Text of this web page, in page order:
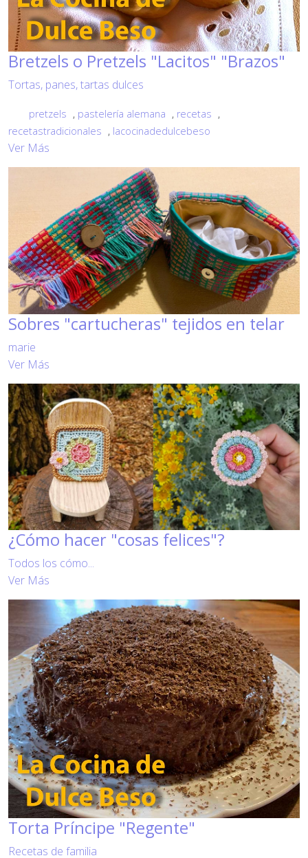
Bretzels o Pretzels "Lacitos" "Brazos"
Tortas, panes, tartas dulces
pretzels , pastelería alemana , recetas ,
recetastradicionales , lacocinadedulcebeso
Ver Más
Sobres "cartucheras" tejidos en telar
marie
Ver Más
¿Cómo hacer "cosas felices"?
Todos los cómo...
Ver Más
Torta Príncipe "Regente"
Recetas de familia